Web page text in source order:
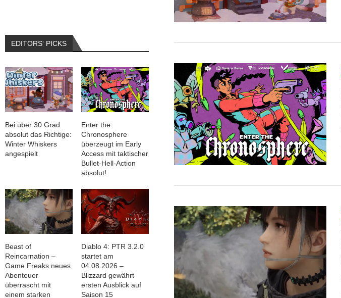
EDITORS‘ PICKS
Bei über 30 Grad
absolut das Richtige:
Winter Whiskers
angespielt
Enter the
Chronosphere
überzeugt im Early
Access mit taktischer
Bullet-Hell-Action
absolut!
Beast of
Reincarnation –
Game Freaks neues
Abenteuer
überrascht mit
einem starken
Diablo 4: PTR 3.2.0
startet am
04.08.2026 –
Blizzard gewährt
ersten Ausblick auf
Saison 15